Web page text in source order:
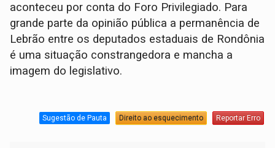
aconteceu por conta do Foro Privilegiado. Para
grande parte da opinião pública a permanência de
Lebrão entre os deputados estaduais de Rondônia
é uma situação constrangedora e mancha a
imagem do legislativo.
Sugestão de Pauta Direito ao esquecimento Reportar Erro